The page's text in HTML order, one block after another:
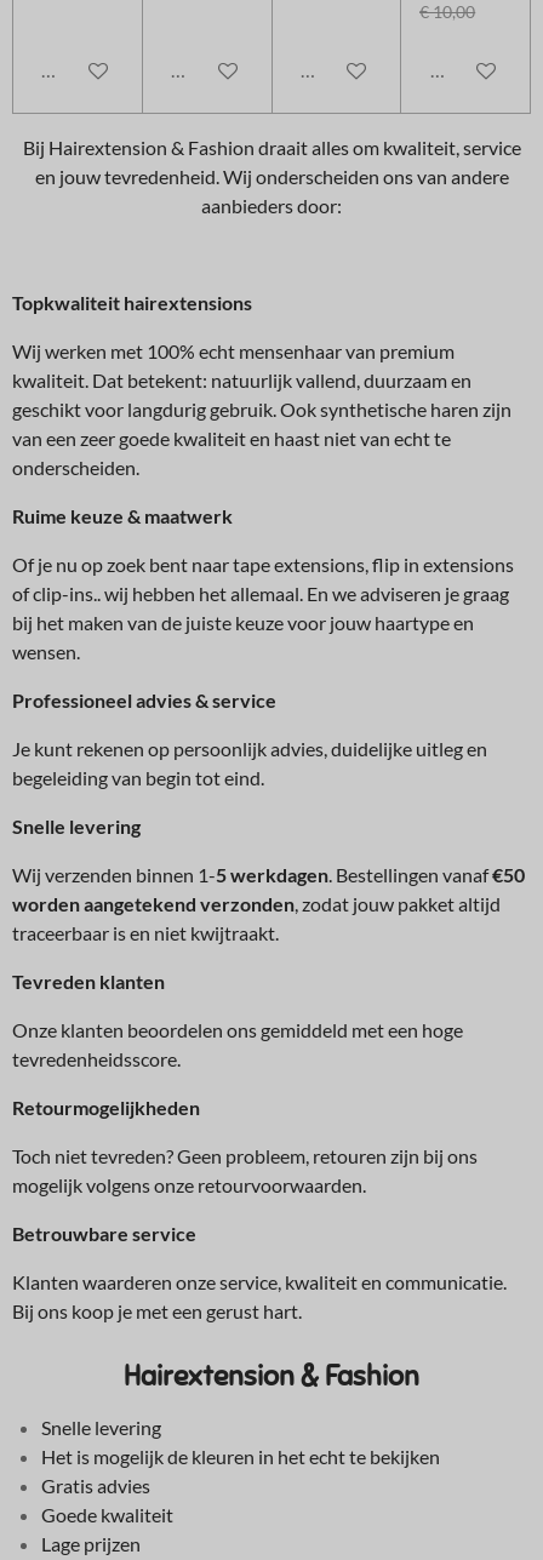
In winkelwagen In winkelwagen In winkelwagen
€ 10,00
In
Bij Hairextension & Fashion draait alles om kwaliteit, service
en jouw tevredenheid. Wij onderscheiden ons van andere
aanbieders door:
Topkwaliteit hairextensions
Wij werken met 100% echt mensenhaar van premium
kwaliteit. Dat betekent: natuurlijk vallend, duurzaam en
geschikt voor langdurig gebruik. Ook synthetische haren zijn
van een zeer goede kwaliteit en haast niet van echt te
onderscheiden.
Ruime keuze & maatwerk
Of je nu op zoek bent naar tape extensions, flip in extensions
of clip-ins.. wij hebben het allemaal. En we adviseren je graag
bij het maken van de juiste keuze voor jouw haartype en
wensen.
Professioneel advies & service
Je kunt rekenen op persoonlijk advies, duidelijke uitleg en
begeleiding van begin tot eind.
Snelle levering
Wij verzenden binnen 1-5 werkdagen. Bestellingen vanaf€50
worden aangetekend verzonden, zodat jouw pakket altijd
traceerbaar is en niet kwijtraakt.
Tevreden klanten
Onze klanten beoordelen ons gemiddeld met een hoge
tevredenheidsscore.
Retourmogelijkheden
Toch niet tevreden? Geen probleem, retouren zijn bij ons
mogelijk volgens onze retourvoorwaarden.
Betrouwbare service
Klanten waarderen onze service, kwaliteit en communicatie.
Bij ons koop je met een gerust hart.
Hairextension & Fashion
Snelle levering
Het is mogelijk de kleuren in het echt te bekijken
Gratis advies
Goede kwaliteit
Lage prijzen